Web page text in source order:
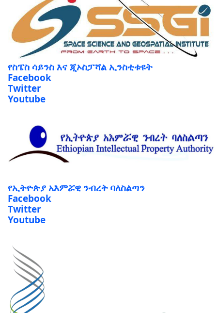
የስፔስ ሳይንስ እና ጂኦስፓሻል ኢንስቲቱዩት
Facebook
Twitter
Youtube
Facebook
Twitter
Youtube